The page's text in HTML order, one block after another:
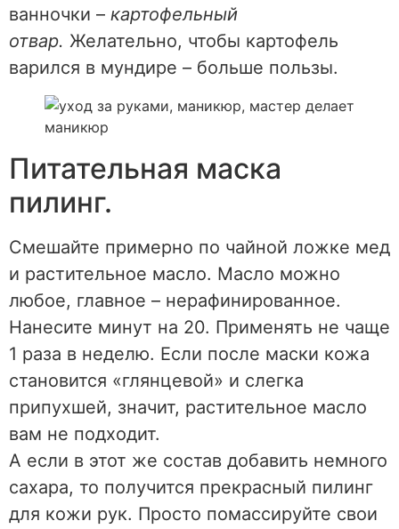
ванночки – картофельный
отвар. Желательно, чтобы картофель
варился в мундире – больше пользы.
Питательная маска
пилинг.
Смешайте примерно по чайной ложке мед
и растительное масло. Масло можно
любое, главное – нерафинированное.
Нанесите минут на 20. Применять не чаще
1 раза в неделю. Если после маски кожа
становится «глянцевой» и слегка
припухшей, значит, растительное масло
вам не подходит.
А если в этот же состав добавить немного
сахара, то получится прекрасный пилинг
для кожи рук. Просто помассируйте свои